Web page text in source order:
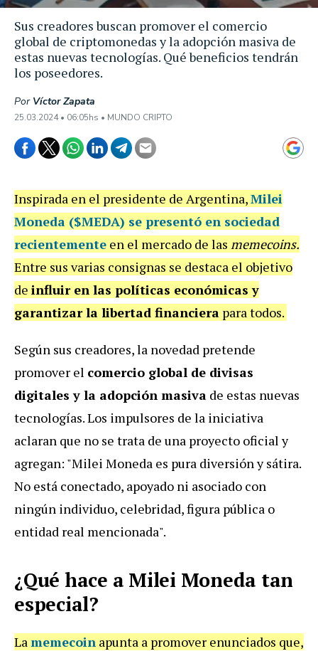
Sus creadores buscan promover el comercio
global de criptomonedas y la adopción masiva de
estas nuevas tecnologías. Qué beneficios tendrán
los poseedores.
Por Víctor Zapata
25.03.2024 • 06:05hs • MUNDO CRIPTO
Inspirada en el presidente de Argentina,Milei
Moneda ($MEDA) se presentó en sociedad
recientemente en el mercado de las memecoins.
Entre sus varias consignas se destaca el objetivo
de influir en las políticas económicas y
garantizar la libertad financiera para todos.
Según sus creadores, la novedad pretende
promover el comercio global de divisas
digitales y la adopción masiva de estas nuevas
tecnologías. Los impulsores de la iniciativa
aclaran que no se trata de una proyecto oficial y
agregan: "Milei Moneda es pura diversión y sátira.
No está conectado, apoyado ni asociado con
ningún individuo, celebridad, figura pública o
entidad real mencionada".
¿Qué hace a Milei Moneda tan
especial?
Lamemecoin apunta a promover enunciados que,